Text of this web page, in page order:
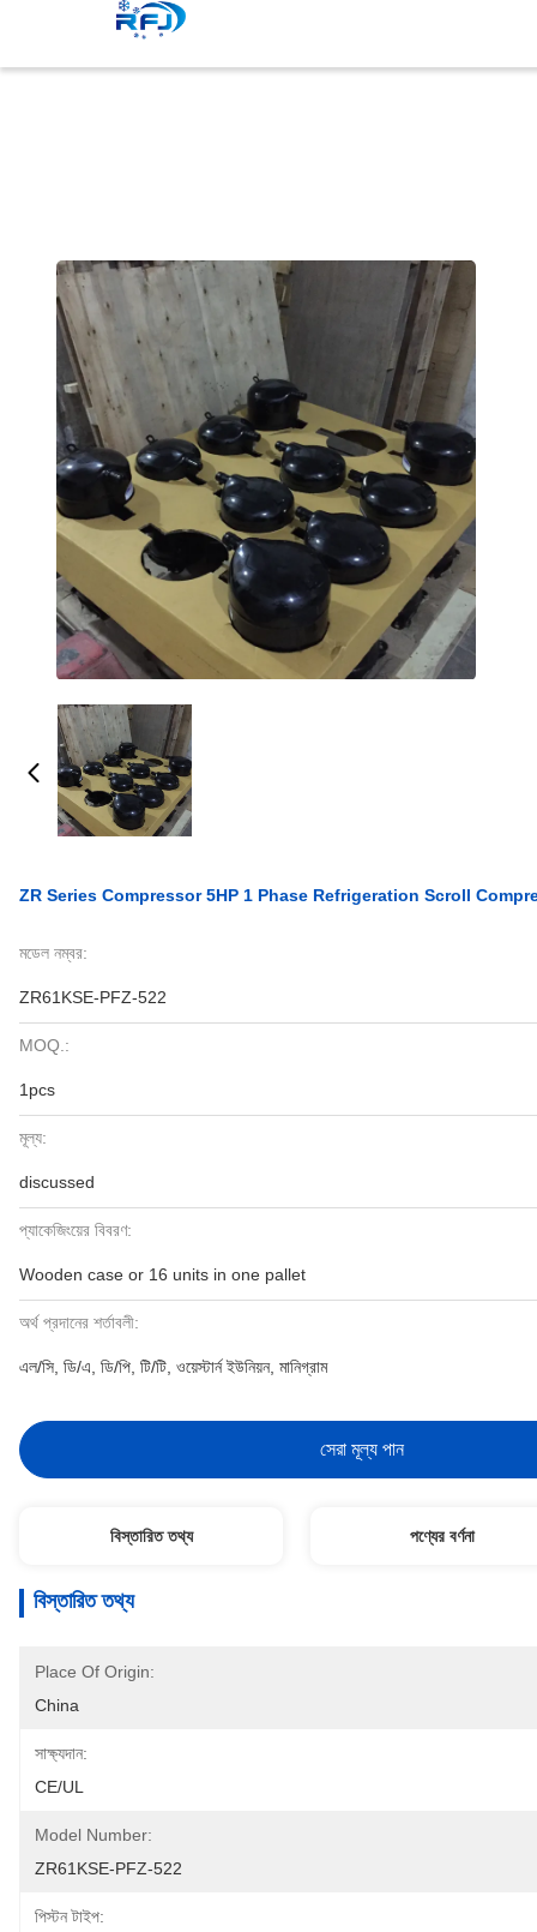
ZR Series Compressor 5HP 1 Phase Refrigeration Scroll
মডেল নম্বর:
ZR61KSE-PFZ-522
MOQ.:
1pcs
মূল্য:
discussed
প্যাকেজিংয়ের বিবরণ:
Wooden case or 16 units in one pallet
অর্থ প্রদানের শর্তাবলী:
এল/সি, ডি/এ, ডি/পি, টি/টি, ওয়েস্টার্ন ইউনিয়ন, মানিগ্রাম
সেরা মূল্য পান
বিস্তারিত তথ্য পণ্যের বর্ণনা
বিস্তারিত তথ্য
Place Of Origin:
China
সাক্ষ্যদান:
CE/UL
Model Number:
ZR61KSE-PFZ-522
পিস্টন টাইপ: